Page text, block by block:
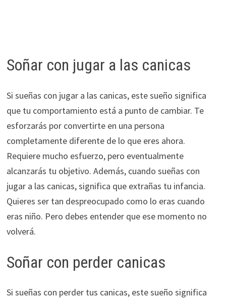
Soñar con jugar a las canicas
Si sueñas con jugar a las canicas, este sueño significa
que tu comportamiento está a punto de cambiar. Te
esforzarás por convertirte en una persona
completamente diferente de lo que eres ahora.
Requiere mucho esfuerzo, pero eventualmente
alcanzarás tu objetivo. Además, cuando sueñas con
jugar a las canicas, significa que extrañas tu infancia.
Quieres ser tan despreocupado como lo eras cuando
eras niño. Pero debes entender que ese momento no
volverá.
Soñar con perder canicas
Si sueñas con perder tus canicas, este sueño significa